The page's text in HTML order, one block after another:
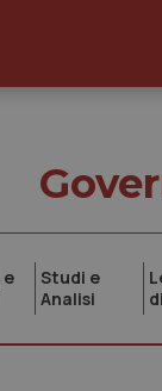
e
Studi e
Analisi